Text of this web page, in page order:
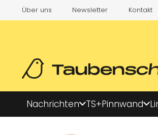
Über uns Newsletter Kontakt
Nachrichten TS+Pinnwand